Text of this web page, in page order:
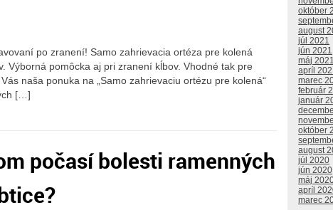
po zranení! Samo zahrievacia ortéza pre kolená
Výborná pomôcka aj pri zranení kĺbov. Vhodné tak pre
naša ponuka na „Samo zahrievaciu ortézu pre kolená“
[…]
počasí bolesti ramenných
október
august
júl 2021
jún 2021
máj 2021
apríl
marec
február
január
október
august
júl 2020
jún 2020
máj
apríl
marec